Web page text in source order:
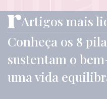
Artigos mais
Conheça os 8
sustentam o
uma vida